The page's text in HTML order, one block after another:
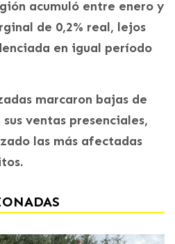
acumuló entre enero y
de 0,2% real, lejos
en igual período
marcaron bajas de
ventas presenciales,
las más afectadas